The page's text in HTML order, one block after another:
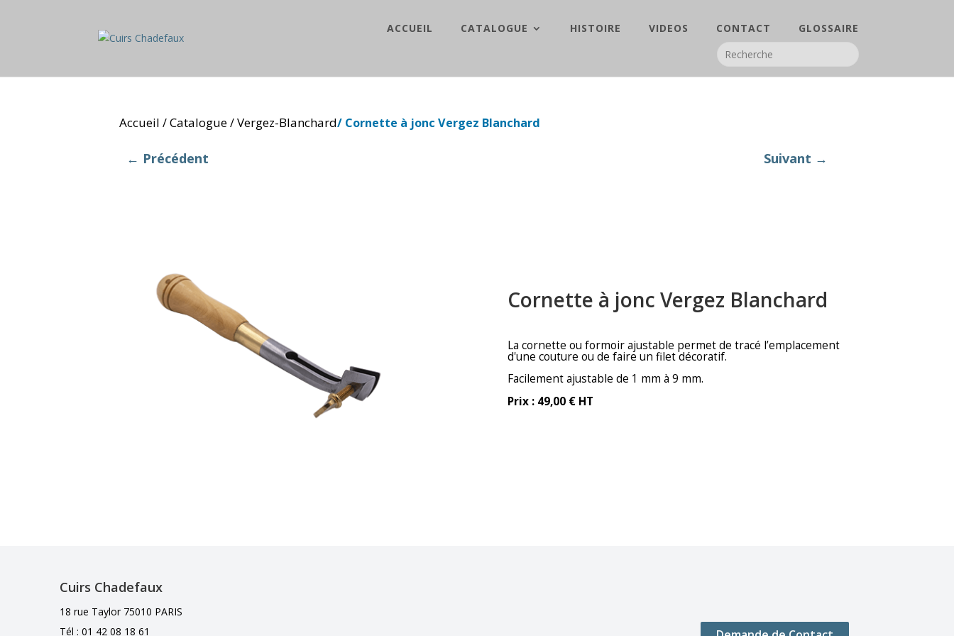
ACCUEIL CATALOGUE HISTOIRE VIDEOS CONTACT GLOSSAIRE
Accueil /Catalogue/Vergez-Blanchard/ Cornette à jonc Vergez Blanchard
← Précédent Suivant →
Cornette à jonc Vergez Blanchard
La cornette ou formoir ajustable permet de tracé l’emplacement
d'une couture ou de faire un filet décoratif.
Facilement ajustable de 1 mm à 9 mm.
Prix : 49,00 € HT
Cuirs Chadefaux
18 rue Taylor 75010 PARIS
Tél : 01 42 08 18 61